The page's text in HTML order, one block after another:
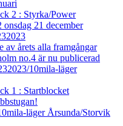
2 : Styrka/Power
21 december
av årets alla framgångar
no.4 är nu publicerad
10mila-läger
1 : Startblocket
läger Årsunda/Storvik